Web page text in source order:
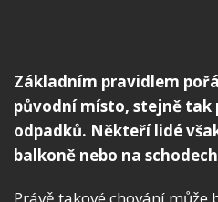
Základním pravidlem
původní místo, stejně tak
odpadků. Někteří lidé
balkoně nebo na